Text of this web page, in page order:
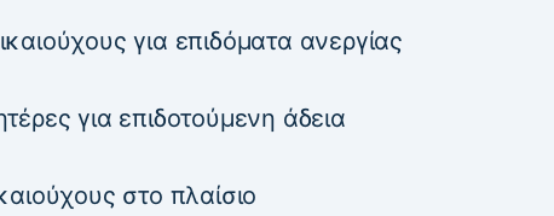
για επιδόματα ανεργίας
για επιδοτούμενη άδεια
στο πλαίσιο